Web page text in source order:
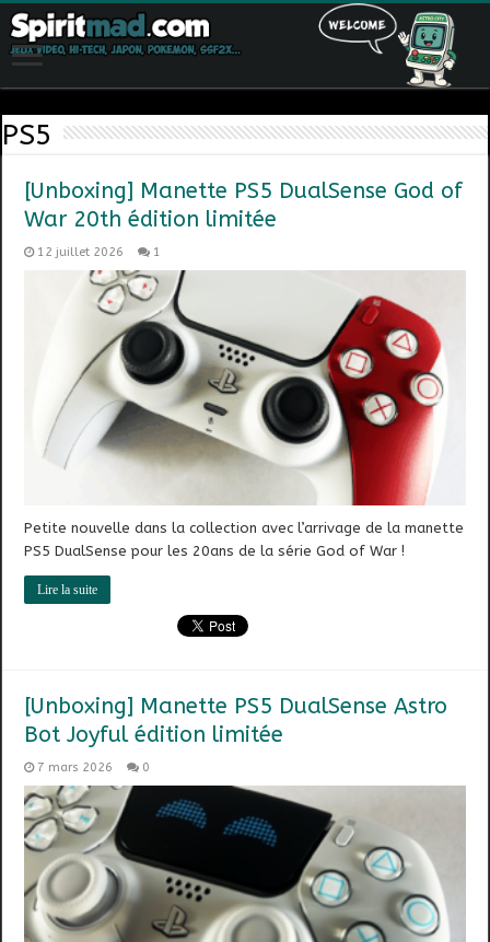
PS5
[Unboxing] Manette PS5 DualSense God of
War 20th édition limitée
12 juillet 2026 1
Petite nouvelle dans la collection avec l’arrivage de la manette
PS5 DualSense pour les 20ans de la série God of War !
Lire la suite
[Unboxing] Manette PS5 DualSense Astro
Bot Joyful édition limitée
7 mars 2026 0